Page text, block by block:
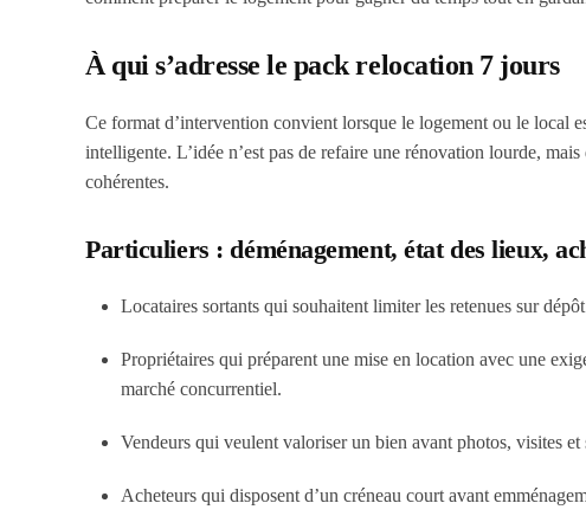
À qui s’adresse le pack relocation 7 jours
Ce format d’intervention convient lorsque le logement ou le local
intelligente. L’idée n’est pas de refaire une rénovation lourde,
cohérentes.
Particuliers : déménagement, état des lieux,
Locataires sortants qui souhaitent limiter les retenues sur
Propriétaires qui préparent une mise en location avec une
marché concurrentiel.
Vendeurs qui veulent valoriser un bien avant photos, visites
Acheteurs qui disposent d’un créneau court avant